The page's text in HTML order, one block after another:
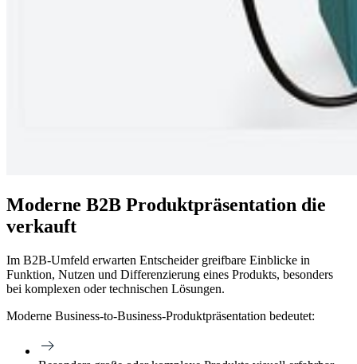
Moderne B2B Produktpräsentation die
verkauft
Im B2B-Umfeld erwarten Entscheider greifbare Einblicke in
Funktion, Nutzen und Differenzierung eines Produkts, besonders
bei komplexen oder technischen Lösungen.
Moderne Business-to-Business-Produktpräsentation bedeutet: